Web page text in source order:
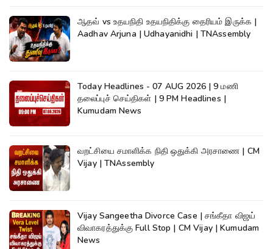
ஆதவ் vs உதயநிதி உதயநிதிக்கு தைரியம் இருக்க |
Aadhav Arjuna | Udhayanidhi | TNAssembly
Today Headlines - 07 AUG 2026 | 9 மணி
தலைப்புச் செய்திகள் | 9 PM Headlines |
Kumudam News
வறட்சியை சமாளிக்க நிதி ஒதுக்கி அரசாணை | CM
Vijay | TNAssembly
Vijay Sangeetha Divorce Case | சங்கீதா விஜய்
விவாகரத்துக்கு Full Stop | CM Vijay | Kumudam
News